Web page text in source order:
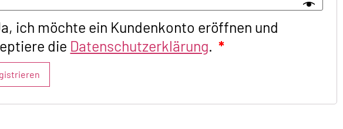
ich möchte ein Kundenkonto eröffnen und
die Datenschutzerklärung. *